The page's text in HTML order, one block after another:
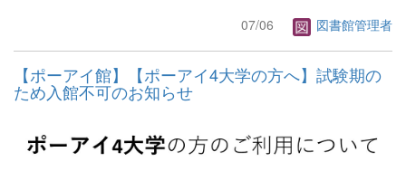
07/06 図書館管理者
【ポーアイ館】【ポーアイ4大学の方へ】試験期の
ため入館不可のお知らせ